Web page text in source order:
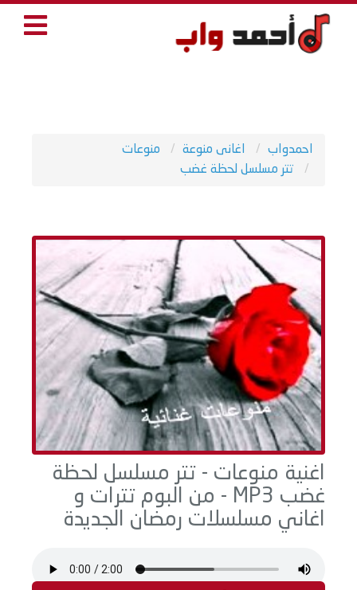
احمدواب اغانى منوعة
منوعات
تتر مسلسل لحظة غضب
اغنية منوعات - تتر مسلسل لحظة
غضب MP3 - من البوم تترات و
اغاني مسلسلات رمضان الجديدة